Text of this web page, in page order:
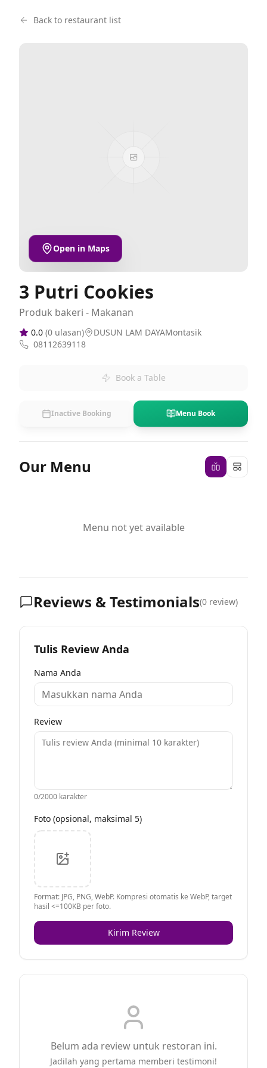
Back to restaurant list
Open in Maps
3 Putri Cookies
Produk bakeri - Makanan
0.0 (0 ulasan)
DUSUN LAM DAYAMontasik
08112639118
Book a Table
Inactive Booking Menu Book
Our Menu
Menu not yet available
Reviews & Testimonials(0 review)
Tulis Review Anda
Nama Anda
Review
0/2000 karakter
Foto (opsional, maksimal 5)
Format: JPG, PNG, WebP. Kompresi otomatis ke WebP, target
hasil <=100KB per foto.
Kirim Review
Belum ada review untuk restoran ini.
Jadilah yang pertama memberi testimoni!